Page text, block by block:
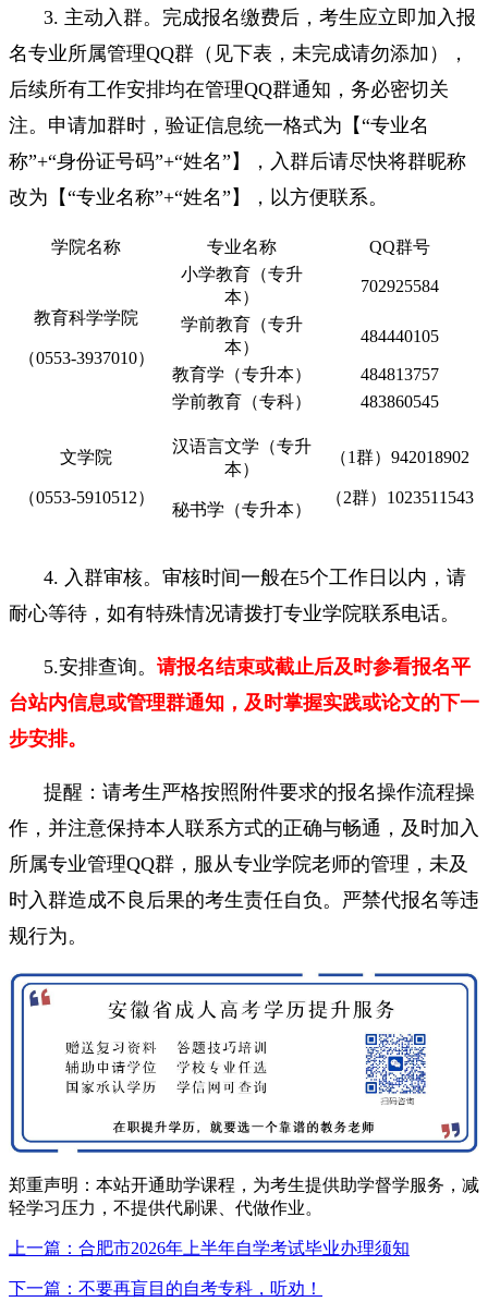
3. 主动入群。完成报名缴费后，考生应立即加入报
名专业所属管理QQ群（见下表，未完成请勿添加），
后续所有工作安排均在管理QQ群通知，务必密切关
注。申请加群时，验证信息统一格式为【“专业名
称”+“身份证号码”+“姓名”】，入群后请尽快将群昵称
改为【“专业名称”+“姓名”】，以方便联系。
学院名称 专业名称 QQ群号
教育科学学院
（0553-3937010）
小学教育（专升
本）
702925584
学前教育（专升
本）
484440105
教育学（专升本）
484813757
学前教育（专科）
483860545
文学院
（0553-5910512）
汉语言文学（专升
本）
秘书学（专升本）
（1群）942018902
（2群）1023511543
4. 入群审核。审核时间一般在5个工作日以内，请
耐心等待，如有特殊情况请拨打专业学院联系电话。
5.安排查询。 请报名结束或截止后及时参看报名平
台站内信息或管理群通知，及时掌握实践或论文的下一
步安排。
提醒：请考生严格按照附件要求的报名操作流程操
作，并注意保持本人联系方式的正确与畅通，及时加入
所属专业管理QQ群，服从专业学院老师的管理，未及
时入群造成不良后果的考生责任自负。严禁代报名等违
规行为。
郑重声明：本站开通助学课程，为考生提供助学督学服务，减
轻学习压力，不提供代刷课、代做作业。
上一篇：合肥市2026年上半年自学考试毕业办理须知
下一篇：不要再盲目的自考专科，听劝！